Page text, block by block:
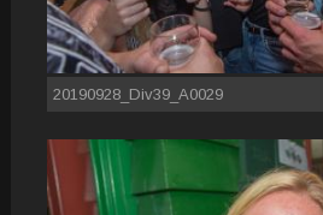
20190928_Div39_A0029